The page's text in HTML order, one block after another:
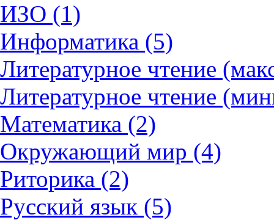
ИЗО (1)
Информатика (5)
Литературное чтение
Литературное чтение
Математика (2)
Окружающий мир (4)
Риторика (2)
Русский язык (5)